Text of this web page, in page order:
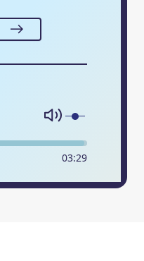
03:29